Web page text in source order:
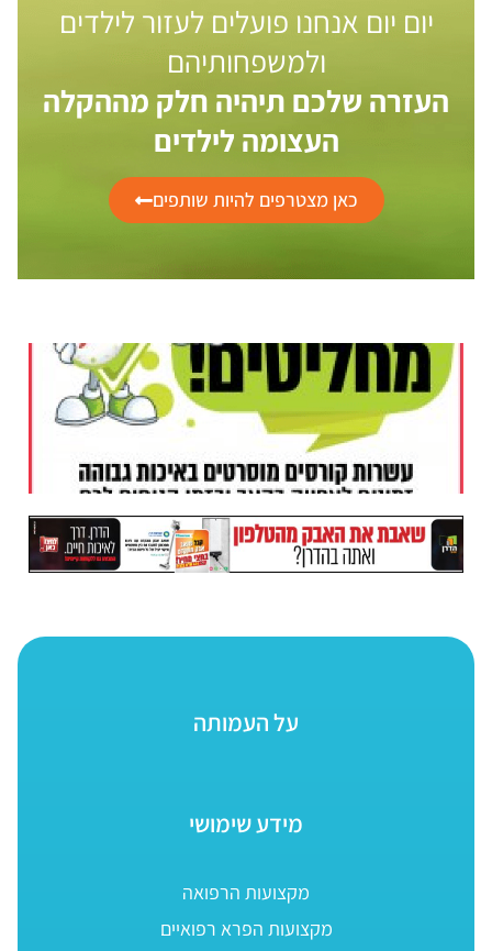
יום יום אנחנו פועלים לעזור לילדים
ולמשפחותיהם
העזרה שלכם תיהיה חלק מההקלה
העצומה לילדים
כאן מצטרפים להיות שותפים
על העמותה
מידע שימושי
מקצועות הרפואה
מקצועות הפרא רפואיים